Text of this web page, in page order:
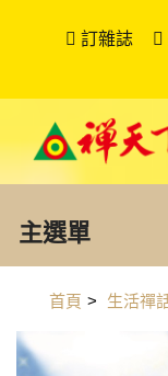
訂雜誌
主選單
首頁 > 生活禪